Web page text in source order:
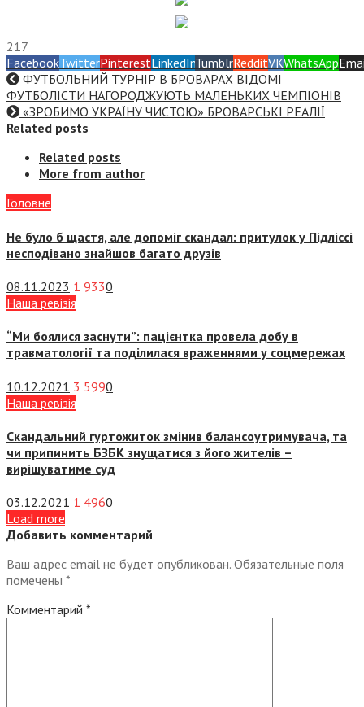
217
FacebookTwitterPinterestLinkedInTumblrRedditVKWhatsApp
ФУТБОЛЬНИЙ ТУРНІР В БРОВАРАХ ВІДОМІ
ФУТБОЛІСТИ НАГОРОДЖУЮТЬ МАЛЕНЬКИХ ЧЕМПІОНІВ
«ЗРОБИМО УКРАЇНУ ЧИСТОЮ» БРОВАРСЬКІ РЕАЛІЇ
Related posts
Related posts
More from author
Головне
Не було б щастя, але допоміг скандал: притулок у Підліссі
несподівано знайшов багато друзів
08.11.2023 1 9330
Наша ревізія
“Ми боялися заснути”: пацієнтка провела добу в
травматології та поділилася враженнями у соцмережах
10.12.2021 3 5990
Наша ревізія
Скандальний гуртожиток змінив балансоутримувача, та
чи припинить БЗБК знущатися з його жителів –
вирішуватиме суд
03.12.2021 1 4960
Load more
Добавить комментарий
Ваш адрес email не будет опубликован. Обязательные поля
помечены *
Комментарий *